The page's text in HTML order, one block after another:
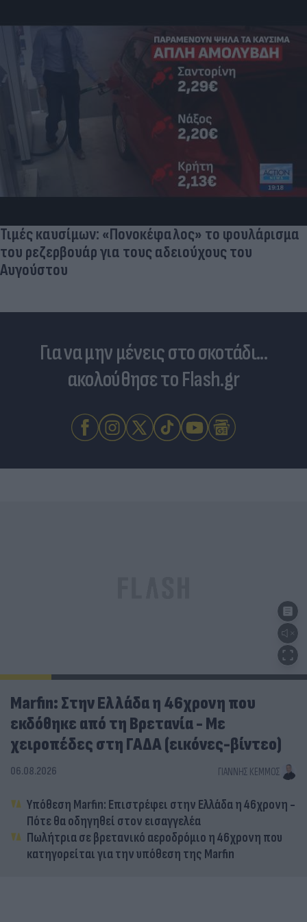
Τιμές καυσίμων: «Πονοκέφαλος» το φουλάρισμα
του ρεζερβουάρ για τους αδειούχους του
Αυγούστου
Για να μην μένεις στο σκοτάδι...
ακολούθησε το Flash.gr
Marfin: Στην Ελλάδα η 46χρονη που
εκδόθηκε από τη Βρετανία - Με
χειροπέδες στη ΓΑΔΑ (εικόνες-βίντεο)
06.08.2026 ΓΙΆΝΝΗΣ ΚΈΜΜΟΣ
Υπόθεση Marfin: Επιστρέφει στην Ελλάδα η 46χρονη -
Πότε θα οδηγηθεί στον εισαγγελέα
Πωλήτρια σε βρετανικό αεροδρόμιο η 46χρονη που
κατηγορείται για την υπόθεση της Marfin